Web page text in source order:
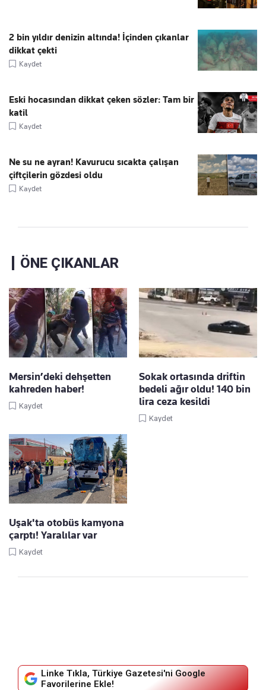
2 bin yıldır denizin altında! İçinden çıkanlar
dikkat çekti
Kaydet
Eski hocasından dikkat çeken sözler: Tam bir
katil
Kaydet
Ne su ne ayran! Kavurucu sıcakta çalışan
çiftçilerin gözdesi oldu
Kaydet
ÖNE ÇIKANLAR
Mersin’deki dehşetten
kahreden haber!
Kaydet
Sokak ortasında driftin
bedeli ağır oldu! 140 bin
lira ceza kesildi
Kaydet
Uşak'ta otobüs kamyona
çarptı! Yaralılar var
Kaydet
Linke Tıkla, Türkiye Gazetesi'ni Google
Favorilerine Ekle!